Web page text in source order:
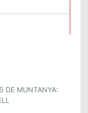
DE MUNTANYA: